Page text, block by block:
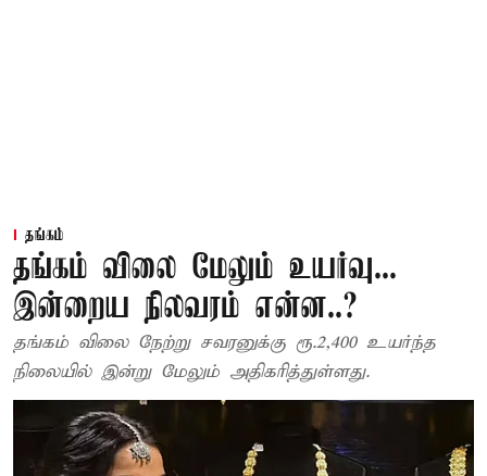
தங்கம்
தங்கம் விலை மேலும் உயர்வு...
இன்றைய நிலவரம் என்ன..?
தங்கம் விலை நேற்று சவரனுக்கு ரூ.2,400 உயர்ந்த
நிலையில் இன்று மேலும் அதிகரித்துள்ளது.